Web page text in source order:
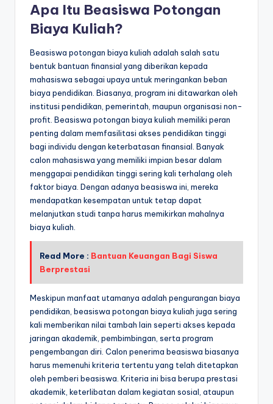
Apa Itu Beasiswa Potongan
Biaya Kuliah?
Beasiswa potongan biaya kuliah adalah salah satu
bentuk bantuan finansial yang diberikan kepada
mahasiswa sebagai upaya untuk meringankan beban
biaya pendidikan. Biasanya, program ini ditawarkan oleh
institusi pendidikan, pemerintah, maupun organisasi non-
profit. Beasiswa potongan biaya kuliah memiliki peran
penting dalam memfasilitasi akses pendidikan tinggi
bagi individu dengan keterbatasan finansial. Banyak
calon mahasiswa yang memiliki impian besar dalam
menggapai pendidikan tinggi sering kali terhalang oleh
faktor biaya. Dengan adanya beasiswa ini, mereka
mendapatkan kesempatan untuk tetap dapat
melanjutkan studi tanpa harus memikirkan mahalnya
biaya kuliah.
Read More : Bantuan Keuangan Bagi Siswa
Berprestasi
Meskipun manfaat utamanya adalah pengurangan biaya
pendidikan, beasiswa potongan biaya kuliah juga sering
kali memberikan nilai tambah lain seperti akses kepada
jaringan akademik, pembimbingan, serta program
pengembangan diri. Calon penerima beasiswa biasanya
harus memenuhi kriteria tertentu yang telah ditetapkan
oleh pemberi beasiswa. Kriteria ini bisa berupa prestasi
akademik, keterlibatan dalam kegiatan sosial, ataupun